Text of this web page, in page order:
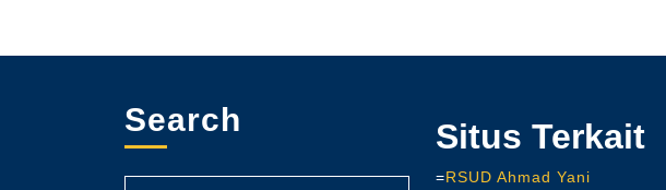
Search Situs Terkait
=RSUD Ahmad Yani